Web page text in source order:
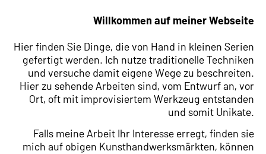
Willkommen auf meiner Webseite
Hier finden Sie Dinge, die von Hand in kleinen Serien
gefertigt werden. Ich nutze traditionelle Techniken
und versuche damit eigene Wege zu beschreiten.
Hier zu sehende Arbeiten sind, vom Entwurf an, vor
Ort, oft mit improvisiertem Werkzeug entstanden
und somit Unikate.
Falls meine Arbeit Ihr Interesse erregt, finden sie
mich auf obigen Kunsthandwerksmärkten, können